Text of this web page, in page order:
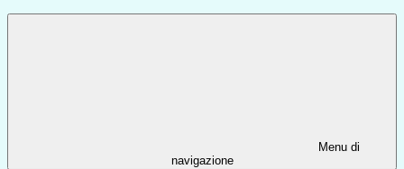
Menu di
navigazione